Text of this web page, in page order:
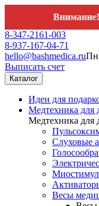
Внимание!
8-347-2161-003
8-937-167-04-71
hello@bashmedica.ru
Выписать счет
Каталог
Идеи для
Медтехника для
Медтехника для
Слуховые
Весы